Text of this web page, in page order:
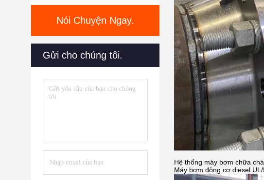
Nói Chuyện Ngay.
Gửi cho chúng tôi.
Hệ thống máy bơm chữa
Máy bơm động cơ diesel